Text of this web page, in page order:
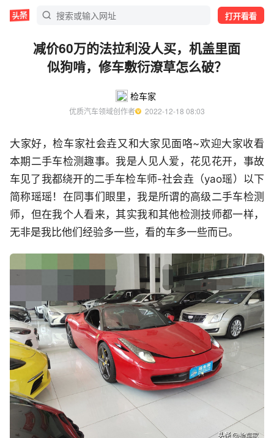
打开看看
减价60万的法拉利没人买，机盖里面
似狗啃，修车敷衍潦草怎么破？
检车家
优质汽车领域创作者
  2022-12-18 08:03
大家好，检车家社会垚又和大家见面咯~欢迎大家收看
本期二手车检测趣事。我是人见人爱，花见花开，事故
车见了我都绕开的二手车检车师-社会垚（yao瑶）以下
简称瑶瑶！在同事们眼里，我是所谓的高级二手车检测
师，但在我个人看来，其实我和其他检测技师都一样，
无非是我比他们经验多一些，看的车多一些而已。